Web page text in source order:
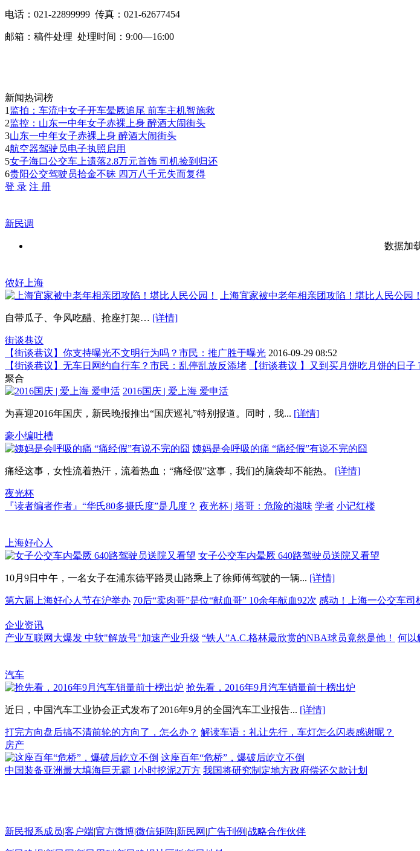
电话： 021-22899999 传真：021-62677454
邮箱： 稿件处理 处理时间：9:00—16:00
新闻热词榜
1 监拍：车流中女子开车晕厥追尾 前车主机智施救
2监控：山东一中年女子赤裸上身 醉酒大闹街头
3山东一中年女子赤裸上身 醉酒大闹街头
4航空器驾驶员电子执照启用
5女子海口公交车上遗落2.8万元首饰 司机捡到归还
6贵阳公交驾驶员拾金不昧 四万八千元失而复得
登 录 注 册
新民调
数据加
侬好上海
上海宜家被中老年相亲团攻陷！堪比人民公园！
自带瓜子、争风吃醋、抢座打架… [详情]
街谈巷议
【街谈巷议】你支持曝光不文明行为吗？市民：推广胜于曝光 2016-09-29 08:52
【街谈巷议】无车日网约自行车？市民：乱停乱放反添堵
【街谈巷议 】又到买月饼吃月饼的日
聚合
2016国庆 | 爱上海 爱申活
为喜迎2016年国庆，新民晚报推出“国庆巡礼”特别报道。同时，我... [详情]
豪小编吐槽
姨妈是会呼吸的痛 “痛经假”有说不完的囧
痛经这事，女性流着热汗，流着热血；“痛经假”这事，我们的脑袋却不能热。 [详情]
夜光杯
『读者编者作者』“华氏80多摄氏度”是几度？ 夜光杯 | 塔哥：危险的滋味 学者 小记红楼
上海好心人
女子公交车内晕厥 640路驾驶员送院又看望
10月9日中午，一名女子在浦东德平路灵山路乘上了徐师傅驾驶的一辆... [详情]
第六届上海好心人节在沪举办 70后“卖肉哥”是位“献血哥” 10余年献血92次 感动！上海一公交车司
企业资讯
产业互联网大爆发 中软"解放号"加速产业升级 “铁人”A.C.格林最欣赏的NBA球员竟然是他！ 何以
汽车
抢先看，2016年9月汽车销量前十榜出炉
近日，中国汽车工业协会正式发布了2016年9月的全国汽车工业报告... [详情]
打完方向盘后搞不清前轮的方向了，怎么办？ 解读车语：礼让先行，车灯怎么闪表感谢呢？
房产
这座百年“危桥”，爆破后屹立不倒
中国装备亚洲最大填海巨无霸 1小时挖泥2万方 我国将研究制定地方政府偿还欠款计划
新民报系成员|客户端|官方微博|微信矩阵|新民网 |广告刊例 |战略合作伙伴